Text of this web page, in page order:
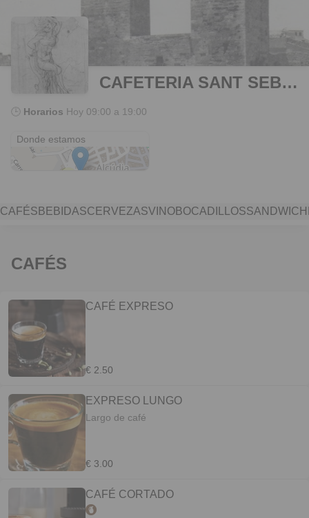
CAFETERIA SANT SEBASTIÀ
🕒 Horarios Hoy 09:00 a 19:00
Donde estamos
CAFÉS BEBIDASCERVEZASVINOBOCADILLOSSANDWICH
CAFÉS
CAFÉ EXPRESO
€ 2.50
EXPRESO LUNGO
Largo de café
€ 3.00
CAFÉ CORTADO